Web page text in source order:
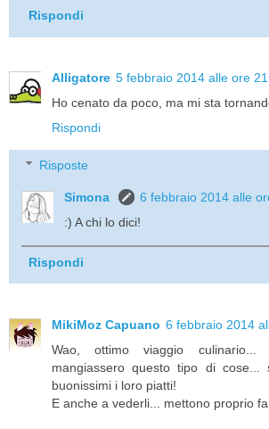
Rispondi
Alligatore 5 febbraio 2014 alle ore
Ho cenato da poco, ma mi sta
Rispondi
Risposte
Simona
6 febbraio 2014 alle
:) A chi lo dici!
Rispondi
MikiMoz Capuano 6 febbraio 2014
Wao, ottimo viaggio
mangiassero questo tipo di cose...
buonissimi i loro piatti!
E anche a vederli... mettono proprio